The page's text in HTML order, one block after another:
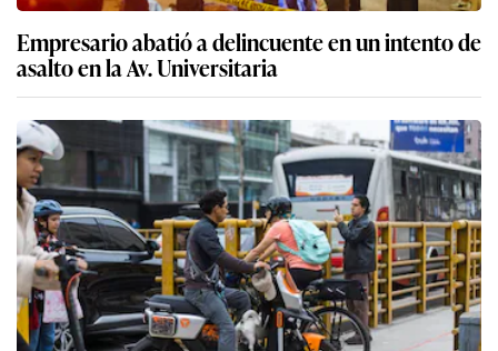
Empresario abatió a delincuente en un intento de
asalto en la Av. Universitaria